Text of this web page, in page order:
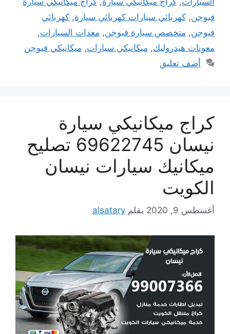
فيوجن, كهربائي سيارات كهربائي سيارة, كهربائي
فيوجن, متخصص سيارة فيوجن, معدات السيارات,
معونات هيدروليك, ميكانيكي سيارات, ميكانيكي فيوجن
أضف تعليق
كراج ميكانيكي سيارة
نيسان 69622745 تصليح
ميكانيك سيارات نيسان
الكويت
أغسطس 9, 2020 بقلم alsatary